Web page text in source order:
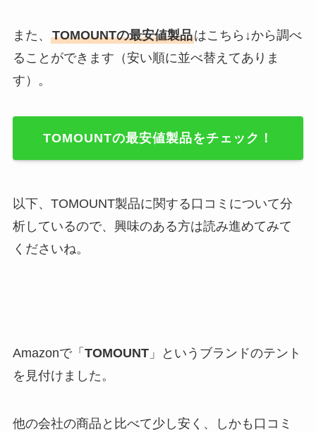
また、 TOMOUNTの最安値製品はこちら↓から調べ
ることができます（安い順に並べ替えてありま
す）。
TOMOUNTの最安値製品をチェック！
以下、TOMOUNT製品に関する口コミについて分
析しているので、興味のある方は読み進めてみて
くださいね。
Amazonで「 TOMOUNT」というブランドのテント
を見付けました。
他の会社の商品と比べて少し安く、しかも口コミ